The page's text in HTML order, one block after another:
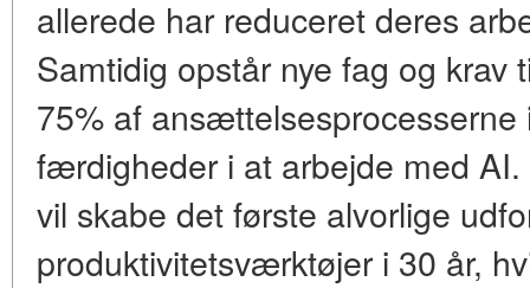
allerede har reduceret deres
Samtidig opstår nye fag og
75% af ansættelsesprocesserne
færdigheder i at arbejde med
vil skabe det første alvorlige
produktivitetsværktøjer i 30 år,